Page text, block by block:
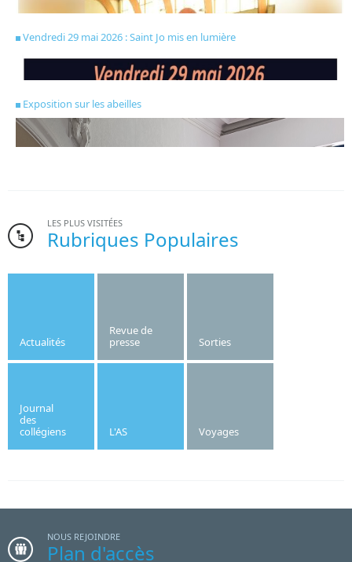
Le mardi 16 juin 2026, trois classes du collège Saint
ont pu découvrir les violons classique et baryton à
marque un réel fossé avec la jeunesse. Toutefois,
Vendredi 29 mai 2026 : Saint Jo mis en lumière
Exposition sur les abeilles
LES PLUS VISITÉES
Rubriques Populaires
Actualités
Revue de
presse
Sorties
Journal
des
collégiens
L'AS Voyages
NOUS REJOINDRE
Plan d'accès